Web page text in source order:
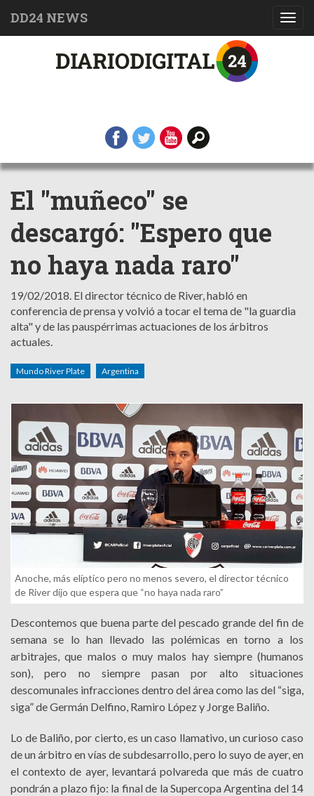
DD24 NEWS
El "muñeco" se
descargó: "Espero que
no haya nada raro"
19/02/2018. El director técnico de River, habló en
conferencia de prensa y volvió a tocar el tema de "la guardia
alta" y de las pauspérrimas actuaciones de los árbitros
actuales.
Mundo River Plate Argentina
Anoche, más elíptico pero no menos severo, el director técnico
de River dijo que espera que “no haya nada raro”
Descontemos que buena parte del pescado grande del fin de
semana se lo han llevado las polémicas en torno a los
arbitrajes, que malos o muy malos hay siempre (humanos
son), pero no siempre pasan por alto situaciones
descomunales infracciones dentro del área como las del “siga,
siga” de Germán Delfino, Ramiro López y Jorge Baliño.
Lo de Baliño, por cierto, es un caso llamativo, un curioso caso
de un árbitro en vías de subdesarrollo, pero lo suyo de ayer, en
el contexto de ayer, levantará polvareda que más de cuatro
pondrán a plazo fijo: la final de la Supercopa Argentina del 14